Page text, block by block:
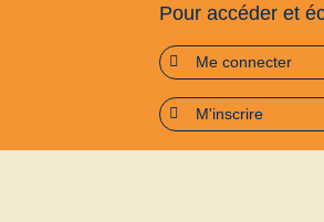
Pour accéder et
Me connecter
M'inscrire